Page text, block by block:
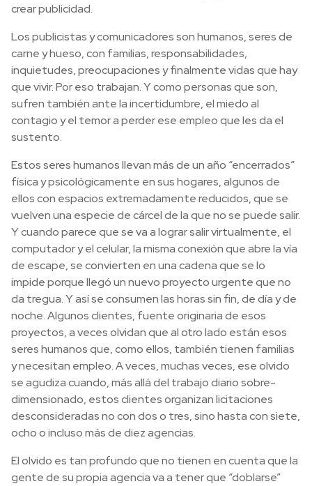
crear publicidad.
Los publicistas y comunicadores son humanos, seres de
carne y hueso, con familias, responsabilidades,
inquietudes, preocupaciones y finalmente vidas que hay
que vivir. Por eso trabajan. Y como personas que son,
sufren también ante la incertidumbre, el miedo al
contagio y el temor a perder ese empleo que les da el
sustento.
Estos seres humanos llevan más de un año “encerrados”
física y psicológicamente en sus hogares, algunos de
ellos con espacios extremadamente reducidos, que se
vuelven una especie de cárcel de la que no se puede salir.
Y cuando parece que se va a lograr salir virtualmente, el
computador y el celular, la misma conexión que abre la vía
de escape, se convierten en una cadena que se lo
impide porque llegó un nuevo proyecto urgente que no
da tregua. Y así se consumen las horas sin fin, de día y de
noche. Algunos clientes, fuente originaria de esos
proyectos, a veces olvidan que al otro lado están esos
seres humanos que, como ellos, también tienen familias
y necesitan empleo. A veces, muchas veces, ese olvido
se agudiza cuando, más allá del trabajo diario sobre-
dimensionado, estos clientes organizan licitaciones
desconsideradas no con dos o tres, sino hasta con siete,
ocho o incluso más de diez agencias.
El olvido es tan profundo que no tienen en cuenta que la
gente de su propia agencia va a tener que “doblarse”